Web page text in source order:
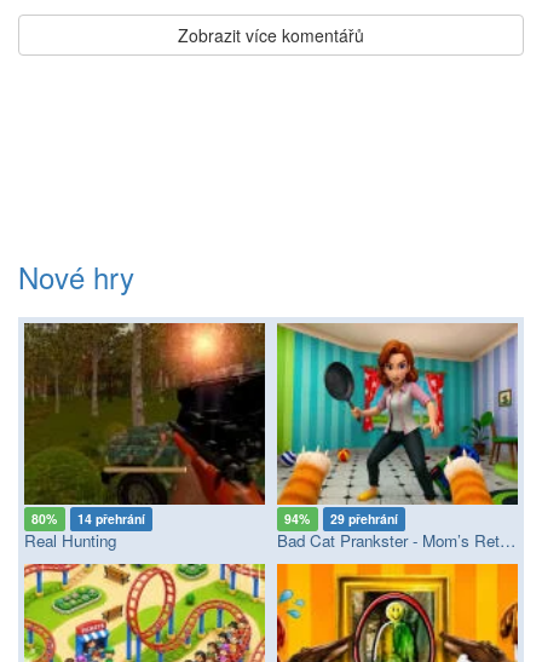
Zobrazit více komentářů
Nové hry
80% 14 přehrání
Real Hunting
94% 29 přehrání
Bad Cat Prankster - Mom’s Return